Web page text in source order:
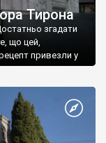
Тирона
згадати
що цей,
привезли у